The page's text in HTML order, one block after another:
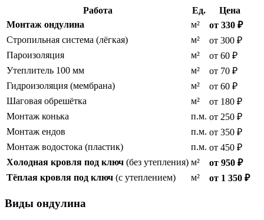
Работа Ед.
Цена
Монтаж ондулина
м²
от 330 ₽
Стропильная система (лёгкая)
м²
от 300 ₽
Пароизоляция
м²
от 60 ₽
Утеплитель 100 мм
м²
от 70 ₽
Гидроизоляция (мембрана)
м²
от 60 ₽
Шаговая обрешётка
м²
от 180 ₽
Монтаж конька
п.м. от 250 ₽
Монтаж ендов
п.м. от 350 ₽
Монтаж водостока (пластик)
п.м. от 450 ₽
Холодная кровля под ключ (без утепления) м²
от 950 ₽
Тёплая кровля под ключ (с утеплением) м² от 1 350 ₽
Виды ондулина